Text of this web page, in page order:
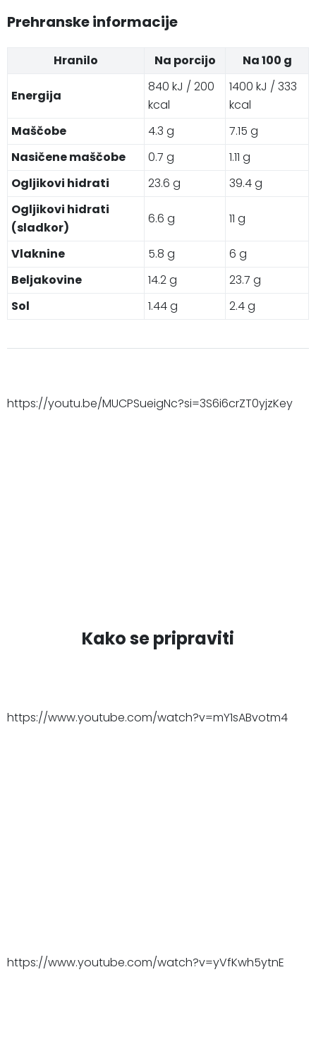
Prehranske informacije
Hranilo Na porcijo Na 100 g
Energija
840 kJ / 200
kcal
1400 kJ / 333
kcal
Maščobe
4.3 g
7.15 g
Nasičene maščobe
0.7 g
1.11 g
Ogljikovi hidrati
23.6 g
39.4 g
Ogljikovi hidrati
(sladkor)
6.6 g 11 g
Vlaknine 5.8 g
6 g
Beljakovine
14.2 g
23.7 g
Sol
1.44 g 2.4 g
https://youtu.be/MUCPSueigNc?si=3S6i6crZT0yjzKey
Kako se pripraviti
https://www.youtube.com/watch?v=mY1sABvotm4
https://www.youtube.com/watch?v=yVfKwh5ytnE